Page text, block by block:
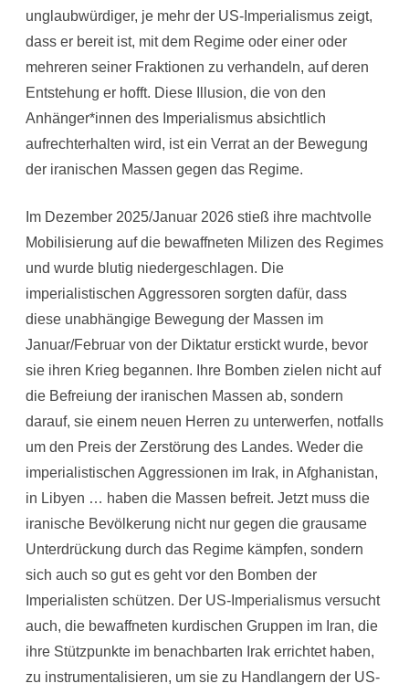
unglaubwürdiger, je mehr der US-Imperialismus zeigt,
dass er bereit ist, mit dem Regime oder einer oder
mehreren seiner Fraktionen zu verhandeln, auf deren
Entstehung er hofft. Diese Illusion, die von den
Anhänger*innen des Imperialismus absichtlich
aufrechterhalten wird, ist ein Verrat an der Bewegung
der iranischen Massen gegen das Regime.
Im Dezember 2025/Januar 2026 stieß ihre machtvolle
Mobilisierung auf die bewaffneten Milizen des Regimes
und wurde blutig niedergeschlagen. Die
imperialistischen Aggressoren sorgten dafür, dass
diese unabhängige Bewegung der Massen im
Januar/Februar von der Diktatur erstickt wurde, bevor
sie ihren Krieg begannen. Ihre Bomben zielen nicht auf
die Befreiung der iranischen Massen ab, sondern
darauf, sie einem neuen Herren zu unterwerfen, notfalls
um den Preis der Zerstörung des Landes. Weder die
imperialistischen Aggressionen im Irak, in Afghanistan,
in Libyen … haben die Massen befreit. Jetzt muss die
iranische Bevölkerung nicht nur gegen die grausame
Unterdrückung durch das Regime kämpfen, sondern
sich auch so gut es geht vor den Bomben der
Imperialisten schützen. Der US-Imperialismus versucht
auch, die bewaffneten kurdischen Gruppen im Iran, die
ihre Stützpunkte im benachbarten Irak errichtet haben,
zu instrumentalisieren, um sie zu Handlangern der US-